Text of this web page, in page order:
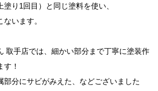
塗り1回目）と同じ塗料を使い、
います。
取手店では、細かい部分まで丁寧に塗装作
！
部分にサビがみえた、などございました